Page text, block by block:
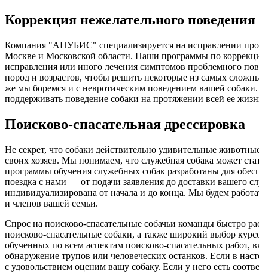
Коррекция нежелательного поведения
Компания "АНУБИС" специализируется на исправлении
Москве и Московской области. Наши программы по
исправления или иного лечения симптомов проблемного
пород и возрастов, чтобы решить некоторые из самых
же мы боремся и с невротическим поведением вашей
поддерживать поведение собаки на протяжении всей ее
Поисково-спасательная дрессировка
Не секрет, что собаки действительно удивительные
своих хозяев. Мы понимаем, что служебная собака может
программы обучения служебных собак разработаны для
поездка с нами — от подачи заявления до доставки вашего
индивидуализирована от начала и до конца. Мы будем
и членов вашей семьи.
Спрос на поисково-спасательные собачьи команды быстро
поисково-спасательные собаки, а также широкий выбор
обученных по всем аспектам поисково-спасательных
обнаружение трупов или человеческих останков. Если в
с удовольствием оценим вашу собаку. Если у него есть